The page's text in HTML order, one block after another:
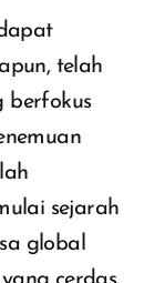
telah
berfokus
sejarah
global